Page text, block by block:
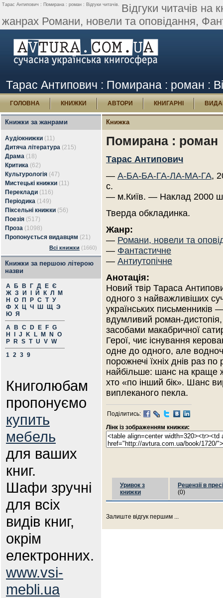
Тарас Антипович : Помирана : роман : Відгуки читачів. Відгуки читачів
жанрах Романи, новели та оповідання,
Тарас Антипович : Помирана : роман :
ГОЛОВНА КНИЖКИ АВТОРИ КНИГАРНІ
Книжки за жанрами
Аудіокнижки (11)
Дитяча література (215)
Драма (18)
Критика (62)
Культурологія (47)
Мистецькі книжки (11)
Переклади (116)
Періодика (149)
Піксельні книжки (56)
Поезія (517)
Проза (1098)
Пропонується видавцям (21)
Всі книжки (1660)
Книжки за першою літерою
назви
А Б В Г Д Е Є
Ж З И Й К Л
М
Н
О П Р С Т У
Ф Х Ц Ч Ш Щ Э
Ю Я
A
B C D E F G
H
J K L M N
O
P
R S T U V W
1 2 3 9
Книголюбам
пропонуємо
купить
мебель
для ваших
книг.
Шафи зручні
для всіх
видів книг,
окрім
електронних.
www.vsi-
mebli.ua
Книжка
Помирана : роман
Тарас Антипович
— А-БА-БА-ГА-ЛА-МА-ГА,
с.
— м.Київ. — Наклад 2000
Тверда обкладинка.
Жанр:
— Романи, новели та
— Фантастичне
— Антиутопічне
Анотація:
Новий твір Тараса
одного з найважливіших
українських письменників
вдумливий роман-
засобами макабричної
Герої, чиє існування
одне до одного, але
порожнечі їхніх днів раз
найбільше: шанс на краще
хто «по інший бік». Шанс
виплеканого пекла.
Поділитись:
Лінк із зображенням книжки:
Уривок з
книжки
Рецензії в пресі
(0)
Залиште відгук першим ...